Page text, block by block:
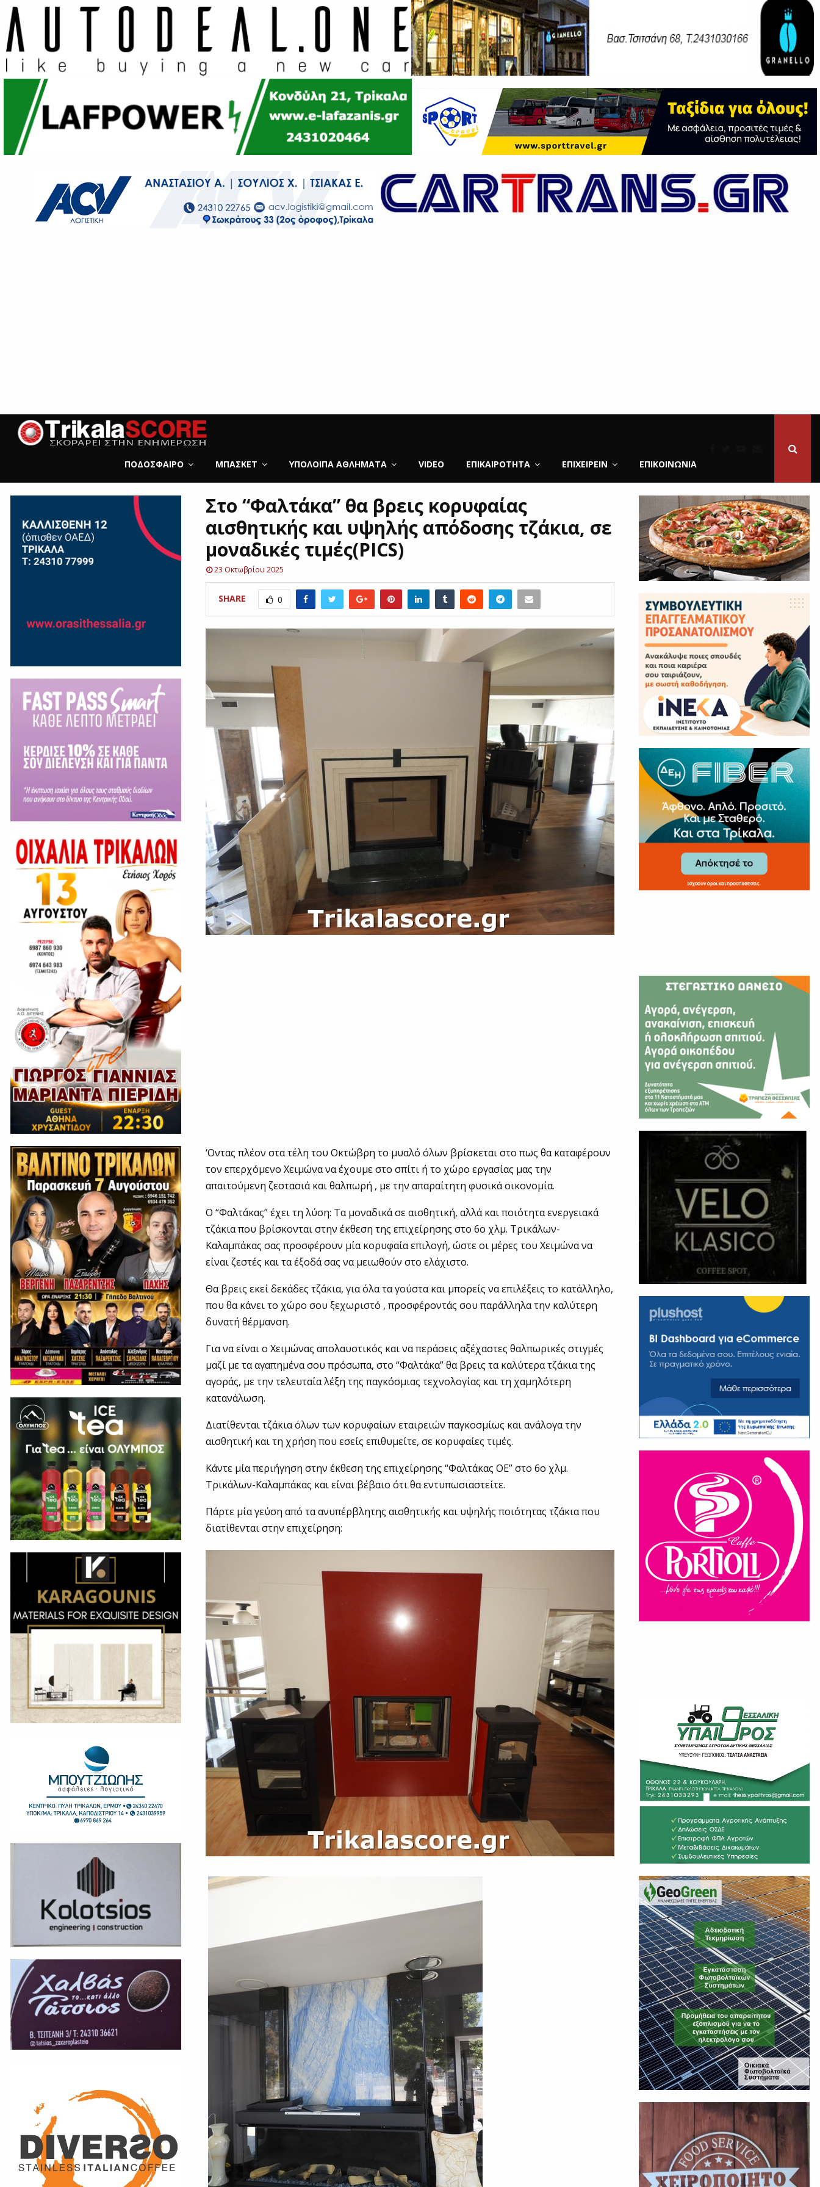
ΠΟΔΌΣΦΑΙΡΟ ΜΠΆΣΚΕΤ ΥΠΌΛΟΙΠΑ ΑΘΛΉΜΑΤΑ VIDEO ΕΠΙΚΑΙΡΌΤΗΤΑ ΕΠΙΧΕΙΡΕΙΝ ΕΠΙΚΟΙΝΩΝΊΑ
Στο “Φαλτάκα” θα βρεις κορυφαίας
αισθητικής και υψηλής απόδοσης τζάκια, σε
μοναδικές τιμές(PICS)
23 Οκτωβρίου 2025
SHARE 0
‘Oντας πλέον στα τέλη του Οκτώβρη το μυαλό όλων βρίσκεται στο πως θα καταφέρουν
τον επερχόμενο Χειμώνα να έχουμε στο σπίτι ή το χώρο εργασίας μας την
απαιτούμενη ζεστασιά και θαλπωρή , με την απαραίτητη φυσικά οικονομία.
Ο “Φαλτάκας” έχει τη λύση: Τα μοναδικά σε αισθητική, αλλά και ποιότητα ενεργειακά
τζάκια που βρίσκονται στην έκθεση της επιχείρησης στο 6ο χλμ. Τρικάλων-
Καλαμπάκας σας προσφέρουν μία κορυφαία επιλογή, ώστε οι μέρες του Χειμώνα να
είναι ζεστές και τα έξοδά σας να μειωθούν στο ελάχιστο.
Θα βρεις εκεί δεκάδες τζάκια, για όλα τα γούστα και μπορείς να επιλέξεις το κατάλληλο,
που θα κάνει το χώρο σου ξεχωριστό , προσφέροντάς σου παράλληλα την καλύτερη
δυνατή θέρμανση.
Για να είναι ο Χειμώνας απολαυστικός και να περάσεις αξέχαστες θαλπωρικές στιγμές
μαζί με τα αγαπημένα σου πρόσωπα, στο “Φαλτάκα” θα βρεις τα καλύτερα τζάκια της
αγοράς, με την τελευταία λέξη της παγκόσμιας τεχνολογίας και τη χαμηλότερη
κατανάλωση.
Διατίθενται τζάκια όλων των κορυφαίων εταιρειών παγκοσμίως και ανάλογα την
αισθητική και τη χρήση που εσείς επιθυμείτε, σε κορυφαίες τιμές.
Κάντε μία περιήγηση στην έκθεση της επιχείρησης “Φαλτάκας ΟΕ” στο 6ο χλμ.
Τρικάλων-Καλαμπάκας και είναι βέβαιο ότι θα εντυπωσιαστείτε.
Πάρτε μία γεύση από τα ανυπέρβλητης αισθητικής και υψηλής ποιότητας τζάκια που
διατίθενται στην επιχείρηση: